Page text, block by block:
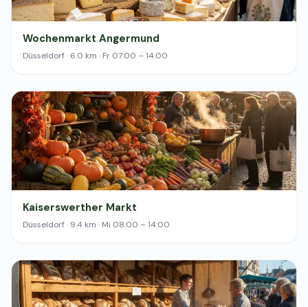
Wochenmarkt Angermund
Düsseldorf · 6.0 km · Fr 07:00 – 14:00
Kaiserswerther Markt
Düsseldorf · 9.4 km · Mi 08:00 – 14:00